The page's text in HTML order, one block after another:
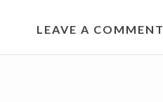
LEAVE A COMMENT